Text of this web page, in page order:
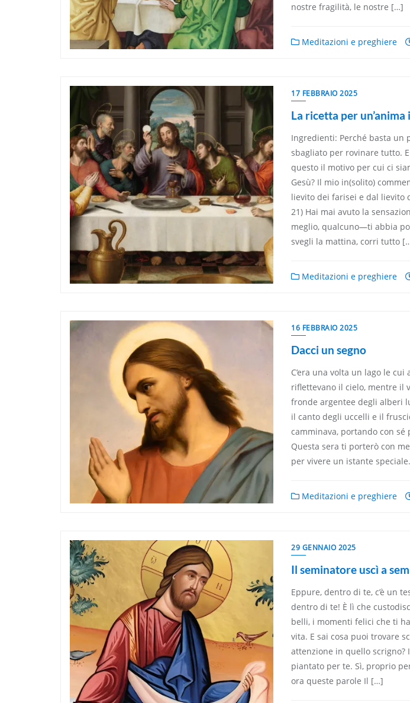
nostre fragilità, le nostre […]
Meditazioni e preghiere
17 FEBBRAIO 2025
La ricetta per
Ingredienti: Perché basta un
sbagliato per rovinare tutto.
questo il motivo per cui ci
Gesù? Il mio in(solito)
lievito dei farisei e dal lievito
21) Hai mai avuto la
meglio, qualcuno—ti abbia
svegli la mattina, corri tutto
Meditazioni e preghiere
16 FEBBRAIO 2025
Dacci un segno
C’era una volta un lago le
riflettevano il cielo, mentre il
fronde argentee degli alberi
il canto degli uccelli e il
camminava, portando con sé
Questa sera ti porterò con
per vivere un istante
Meditazioni e preghiere
29 GENNAIO 2025
Il seminatore uscì a
Eppure, dentro di te, c’è un
dentro di te! È lì che
belli, i momenti felici che ti
vita. E sai cosa puoi trovare
attenzione in quello scrigno?
piantato per te. Sì, proprio
ora queste parole Il […]